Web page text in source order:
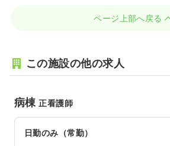
ページ上部へ戻る
この施設の他の求人
病棟正看護師
日勤のみ（常勤）